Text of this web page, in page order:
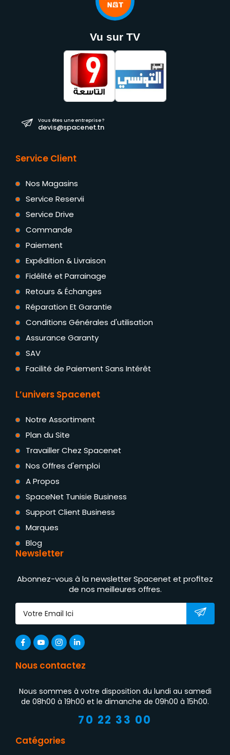
Vu sur TV
Vous êtes une entreprise ?
devis@spacenet.tn
Service Client
Nos Magasins
Service Reservii
Service Drive
Commande
Paiement
Expédition & Livraison
Fidélité et Parrainage
Retours & Échanges
Réparation Et Garantie
Conditions Générales d'utilisation
Assurance Garanty
SAV
Facilité de Paiement Sans Intérêt
L’univers Spacenet
Notre Assortiment
Plan du Site
Travailler Chez Spacenet
Nos Offres d'emploi
A Propos
SpaceNet Tunisie Business
Support Client Business
Marques
Blog
Newsletter
Abonnez-vous à la newsletter Spacenet et profitez
de nos meilleures offres.
Nous contactez
Nous sommes à votre disposition du lundi au samedi
de 08h00 à 19h00 et le dimanche de 09h00 à 15h00.
70 22 33 00
Catégories